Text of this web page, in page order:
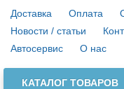
Доставка Оплата
Новости / статьи
Автосервис
О нас
КАТАЛОГ ТОВАРОВ